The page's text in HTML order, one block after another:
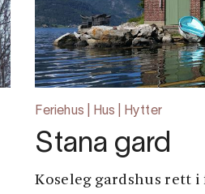
Feriehus | Hus | Hytter
Stana gard
Koseleg gardshus rett